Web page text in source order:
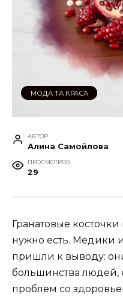
МОДА ТА КРАСА
АВТОР
Алина Самойлова
ПРОСМОТРОВ
29
Гранатовые
нужно есть. Медики
пришли к выводу:
большинства людей,
проблем со